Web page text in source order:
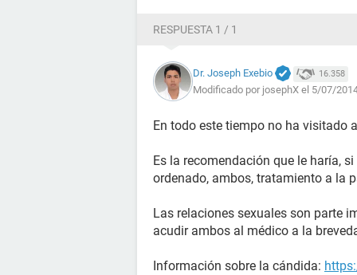
RESPUESTA 1 / 1
Dr. Joseph Exebio 16.358
Modificado por josephX el 5/07/
En todo este tiempo no ha visitado
Es la recomendación que le haría,
ordenado, ambos, tratamiento a la
Las relaciones sexuales son parte
acudir ambos al médico a la
Información sobre la cándida: